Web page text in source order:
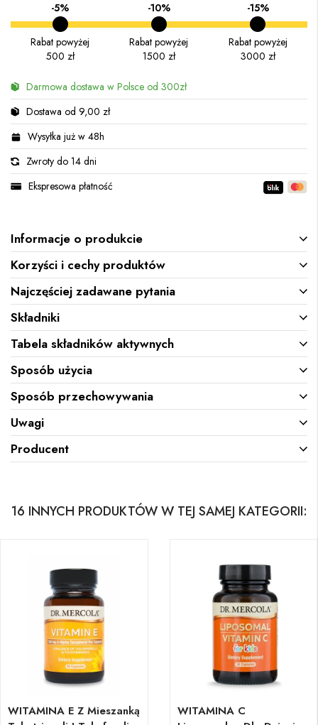
-5%
Rabat powyżej
500 zł
-10%
Rabat powyżej
1500 zł
-15%
Rabat powyżej
3000 zł
Darmowa dostawa w Polsce od 300zł
Dostawa od 9,00 zł
Wysyłka już w 48h
Zwroty do 14 dni
Ekspresowa płatność
Informacje o produkcie
Korzyści i cechy produktów
Najczęściej zadawane pytania
Składniki
Tabela składników aktywnych
Sposób użycia
Sposób przechowywania
Uwagi
Producent
16 INNYCH PRODUKTÓW W TEJ SAMEJ KATEGORII:
WITAMINA E Z Mieszanką
WITAMINA C